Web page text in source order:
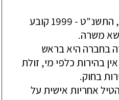
סעיף 252 לחוק החברות, התשנ"ט - 1999 קובע
משרה.
בחברה היא בראש
בהירות כלפי מי, זולת
בחוק.
אחריות אישית על